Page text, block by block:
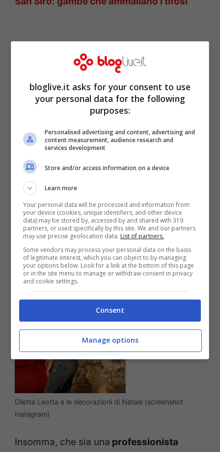
Diletta Leotta si gira e i fan
l’ammirano su Instagram:
arrivano le decorazioni di
Natale
Diletta Leotta e le decorazioni di Natale (screenshot
Instagram)
Insomma, che sia una professionista
bloglive.it asks for your consent to use
your personal data for the following
purposes:
Personalised advertising and content, advertising and
content measurement, audience research and
services development
Store and/or access information on a device
Learn more
Your personal data will be processed and information from
your device (cookies, unique identifiers, and other device
data) may be stored by, accessed by and shared with 319
partners, or used specifically by this site. We and our partners
may use precise geolocation data. List of partners.
Some vendors may process your personal data on the basis
of legitimate interest, which you can object to by managing
your options below. Look for a link at the bottom of this page
or in the site menu to manage or withdraw consent in privacy
and cookie settings.
Consent
Manage options